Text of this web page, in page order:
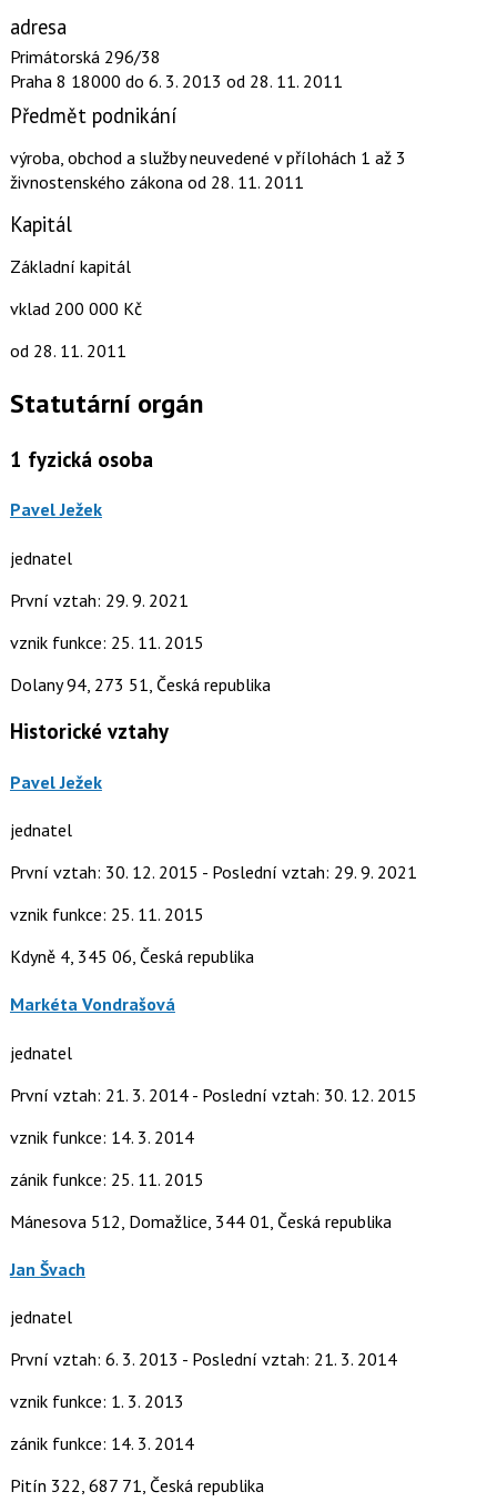
adresa
Primátorská 296/38
Praha 8 18000 do 6. 3. 2013 od 28. 11. 2011
Předmět podnikání
výroba, obchod a služby neuvedené v přílohách 1 až 3
živnostenského zákona od 28. 11. 2011
Kapitál
Základní kapitál
vklad 200 000 Kč
od 28. 11. 2011
Statutární orgán
1 fyzická osoba
Pavel Ježek
jednatel
První vztah: 29. 9. 2021
vznik funkce: 25. 11. 2015
Dolany 94, 273 51, Česká republika
Historické vztahy
Pavel Ježek
jednatel
První vztah: 30. 12. 2015 - Poslední vztah: 29. 9. 2021
vznik funkce: 25. 11. 2015
Kdyně 4, 345 06, Česká republika
Markéta Vondrašová
jednatel
První vztah: 21. 3. 2014 - Poslední vztah: 30. 12. 2015
vznik funkce: 14. 3. 2014
zánik funkce: 25. 11. 2015
Mánesova 512, Domažlice, 344 01, Česká republika
Jan Švach
jednatel
První vztah: 6. 3. 2013 - Poslední vztah: 21. 3. 2014
vznik funkce: 1. 3. 2013
zánik funkce: 14. 3. 2014
Pitín 322, 687 71, Česká republika